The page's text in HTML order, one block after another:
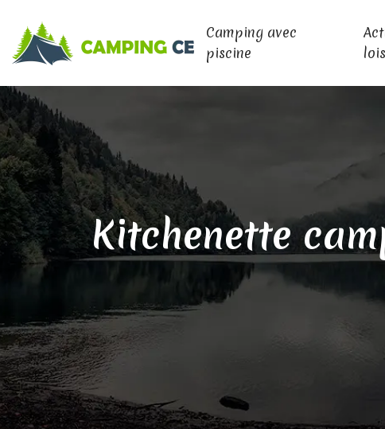
Camping avec
piscine
Kitchenette